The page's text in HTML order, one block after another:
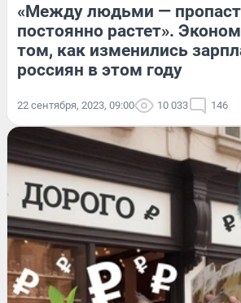
«Между людьми —
постоянно растет».
том, как изменились
россиян в этом году
22 сентября, 2023, 09:00 10 033 146